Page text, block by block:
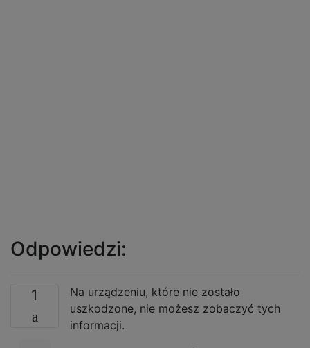
Odpowiedzi:
1
Na urządzeniu, które nie zostało
uszkodzone, nie możesz zobaczyć tych
informacji.